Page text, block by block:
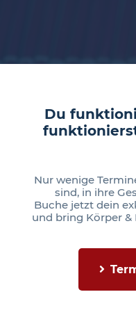
Du
Nur wenige
sind, in ihre
Buche jetzt dein
und bring Körper &